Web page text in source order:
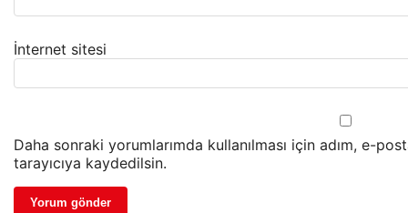
İnternet sitesi
Daha sonraki yorumlarımda kullanılması için adım, e-
tarayıcıya kaydedilsin.